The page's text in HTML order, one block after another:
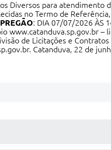
Diversos para atendimento
no Termo de
: DIA 07/07/2026 ÀS
www.catanduva.sp.gov.br –
de Licitações e Contratos
. Catanduva, 22 de